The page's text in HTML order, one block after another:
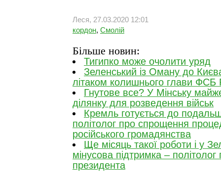
Леся, 27.03.2020 12:01
кордон, Смолій
Більше новин:
Тигипко може очолити уряд
Зеленський із Оману до
літаком колишнього глави
Гнутове все? У Мінську
ділянку для розведення військ
Кремль готується до
політолог про спрощення
російського громадянства
Ще місяць такої роботи і у
мінусова підтримка –
президента